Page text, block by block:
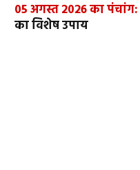
05 अगस्त 2026 का पंचांग:
का विशेष उपाय